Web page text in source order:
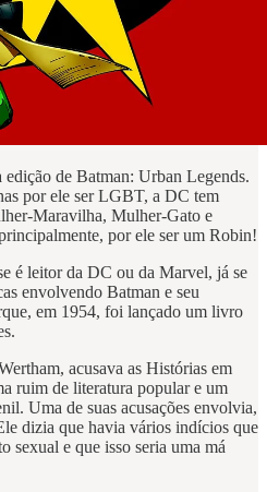
edição de Batman: Urban Legends.
por ele ser LGBT, a DC tem
Maravilha, Mulher-Gato e
por ele ser um Robin!
é leitor da DC ou da Marvel, já se
envolvendo Batman e seu
em 1954, foi lançado um livro
acusava as Histórias em
ruim de literatura popular e um
Uma de suas acusações envolvia,
dizia que havia vários indícios que
sexual e que isso seria uma má